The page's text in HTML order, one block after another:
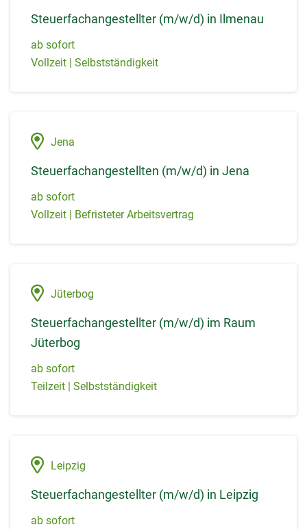
Steuerfachangestellter (m/w/d) in Ilmenau
ab sofort
Vollzeit | Selbstständigkeit
Jena
Steuerfachangestellten (m/w/d) in Jena
ab sofort
Vollzeit | Befristeter Arbeitsvertrag
Jüterbog
Steuerfachangestellter (m/w/d) im Raum
Jüterbog
ab sofort
Teilzeit | Selbstständigkeit
Leipzig
Steuerfachangestellter (m/w/d) in Leipzig
ab sofort